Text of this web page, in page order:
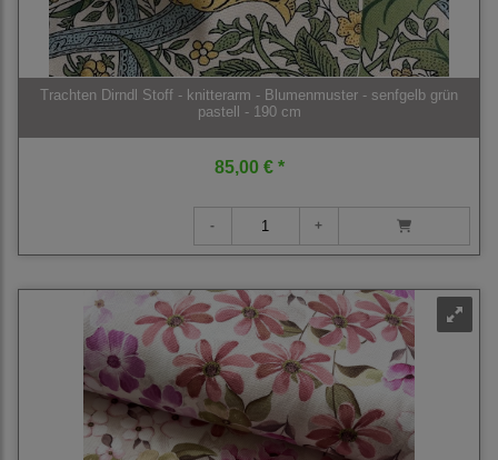
Trachten Dirndl Stoff - knitterarm - Blumenmuster - senfgelb grün
pastell - 190 cm
85,00 € *